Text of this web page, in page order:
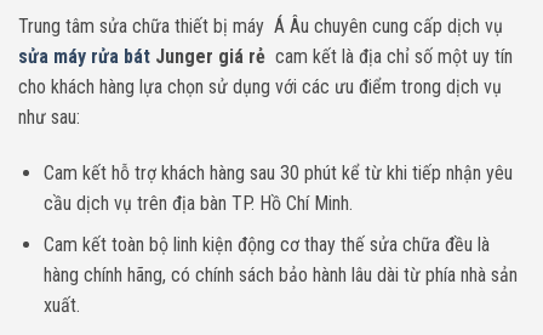
Trung tâm sửa chữa thiết bị máy Á Âu chuyên cung cấp dịch vụ
sửa máy rửa bát Junger giá rẻ cam kết là địa chỉ số một uy tín
cho khách hàng lựa chọn sử dụng với các ưu điểm trong dịch vụ
như sau:
Cam kết hỗ trợ khách hàng sau 30 phút kể từ khi tiếp nhận yêu
cầu dịch vụ trên địa bàn TP. Hồ Chí Minh.
Cam kết toàn bộ linh kiện động cơ thay thế sửa chữa đều là
hàng chính hãng, có chính sách bảo hành lâu dài từ phía nhà sản
xuất.